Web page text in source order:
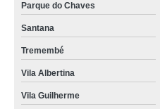
Parque do Chaves
Santana
Tremembé
Vila Albertina
Vila Guilherme